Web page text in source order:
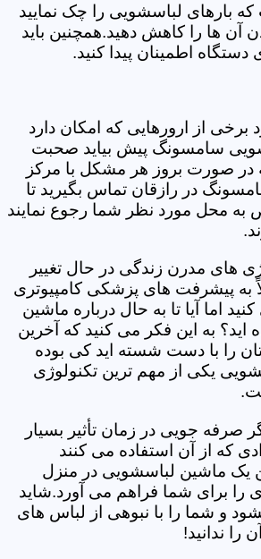
بارهای لباسشویی را چک نمایید
آن ها را کاهش دهید.همچنین باید
دستگاه اطمینان پیدا کنید.
برخی از ارورهایی که امکان دارد
سامسونگ پیش بیاید صحبت
در صورت بروز هر مشکل با مرکز
در رازقان تماس بگیرید تا
محل مورد نظر شما رجوع نمایند
های مدرن زندگی در حال تغییر
به پیشرفت های پزشکی کامپیوتری
اما آیا تا به حال درباره ماشین
به این فکر می کنید که آخرین
را با دست شسته اید کی بوده
یکی از مهم ترین تکنولوژی
صرفه جویی در زمان تأثیر بسیار
که از آن استفاده می کنند
یک ماشین لباسشویی در منزل
را برای شما فراهم می آورد.شاید
و شما را با نبوهی از لباس های
را ندانید!